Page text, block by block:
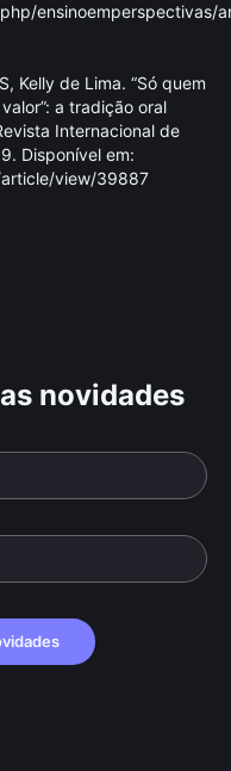
ensinoemperspectivas/
Kelly de Lima. “Só quem
a tradição oral
Internacional de
Disponível em:
view/39887
novidades